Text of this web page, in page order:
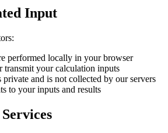
Input
performed locally in your browser
transmit your calculation inputs
private and is not collected by our servers
to your inputs and results